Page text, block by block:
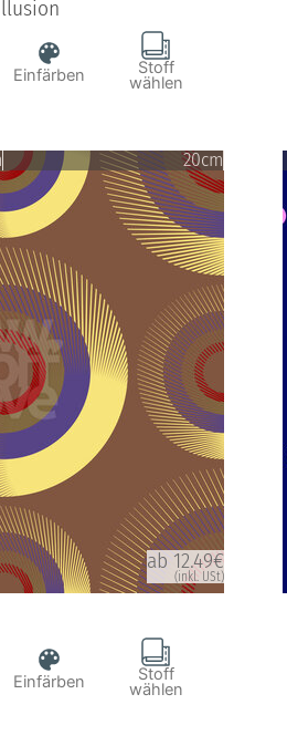
Einfärben Stoff
wählen
20cm
ab 12.49€
(inkl. USt)
Einfärben Stoff
wählen